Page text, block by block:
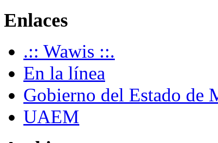
Enlaces
.:: Wawis ::.
En la línea
Gobierno del Estado de
UAEM